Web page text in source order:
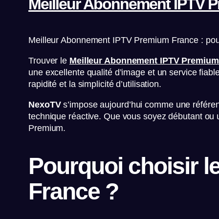
Meilleur Abonnement IPTV
Meilleur Abonnement IPTV Premium France :
Trouver le Meilleur Abonnement IPTV
une excellente qualité d’image et un service
rapidité et la simplicité d’utilisation.
NexoTVs’impose aujourd’hui comme une
technique réactive. Que vous soyez débutant
Premium.
Pourquoi choisir
France ?